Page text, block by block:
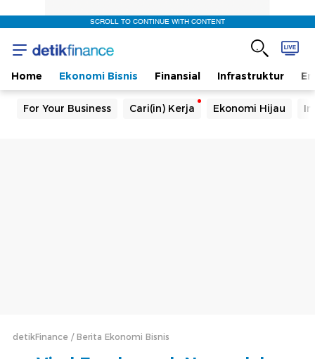
SCROLL TO CONTINUE WITH CONTENT
Home Ekonomi Bisnis Finansial Infrastruktur
For Your Business Cari(in) Kerja Ekonomi Hijau
detikFinance Berita Ekonomi Bisnis